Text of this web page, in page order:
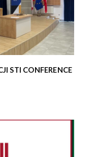
STI CONFERENCE